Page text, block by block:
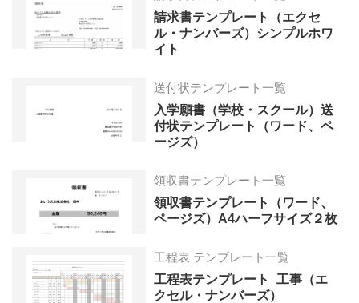
請求書テンプレート（エクセ
ル・ナンバーズ）シンプルホワ
イト
送付状テンプレート一覧
入学願書（学校・スクール）送
付状テンプレート（ワード、ペ
ージズ）
領収書テンプレート一覧
領収書テンプレート（ワード、
ページズ）A4ハーフサイズ２枚
工程表 テンプレート一覧
工程表テンプレート_工事（エ
クセル・ナンバーズ）